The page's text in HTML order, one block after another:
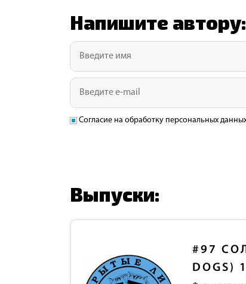
Напишите автору:
Согласие на обработку персональных
Выпуски:
#97
DOGS)